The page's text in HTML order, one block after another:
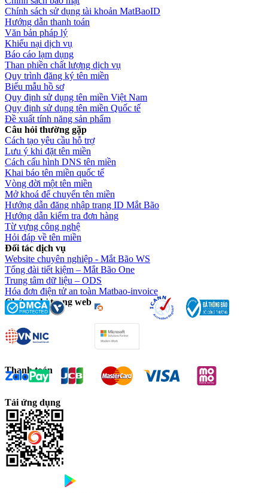
Chính sách sử dụng tài khoản MatBaoID
Hướng dẫn thanh toán
Văn bản pháp lý
Khiếu nại dịch vụ
Báo cáo lạm dụng
Than phiền chất lượng dịch vụ
Quy trình đăng ký tên miền
Biểu mẫu hồ sơ
Quy định sử dụng tên miền Việt Nam
Quy định sử dụng tên miền Quốc tế
Đề xuất tính năng sản phẩm
Câu hỏi thường gặp
Cách tạo yêu cầu hỗ trợ
Lưu ý khi đặt tên miền
Cách cấu hình DNS tên miền
Khai báo tên miền quốc tế
Vòng đời một tên miền
Mở khoá để chuyển tên miền
Hướng dẫn đăng nhập trang ID Mắt Bão
Hướng dẫn kiểm tra đơn hàng
Từ vựng công nghệ
Hỏi đáp về tên miền
Đối tác dịch vụ
Website chuyên nghiệp - Mắt Bão WS
Tổng đài tiết kiệm – Mắt Bão One
Trung tâm dữ liệu – ODS
Hóa đơn điện tử an toàn Matbao-invoice
Chứng chỉ trang web
Thanh toán
Tải ứng dụng